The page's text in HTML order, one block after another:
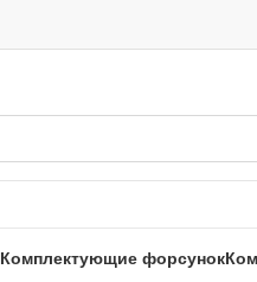
Комплектующие форсунок